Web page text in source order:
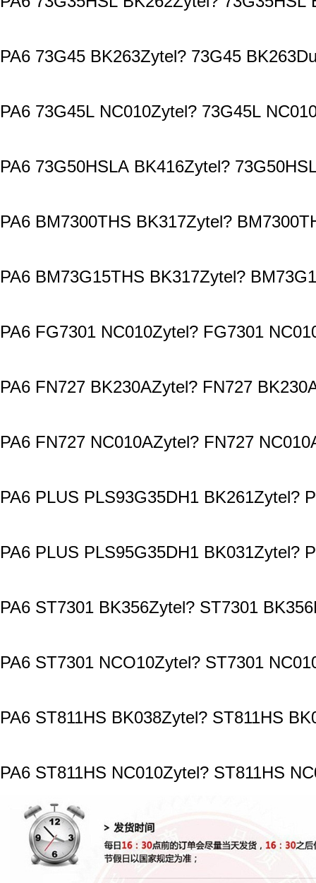
PA6 73G45 BK263Zytel? 73G45
PA6 73G45L NC010Zytel? 73G45L
PA6 73G50HSLA BK416Zytel?
PA6 BM7300THS BK317Zytel?
PA6 BM73G15THS BK317Zytel?
PA6 FG7301 NC010Zytel? FG7301
PA6 FN727 BK230AZytel? FN727
PA6 FN727 NC010AZytel? FN727
PA6 PLUS PLS93G35DH1 BK261Zytel?
PA6 PLUS PLS95G35DH1 BK031Zytel?
PA6 ST7301 BK356Zytel? ST7301
PA6 ST7301 NCO10Zytel? ST7301
PA6 ST811HS BK038Zytel? ST811HS
PA6 ST811HS NC010Zytel? ST811HS